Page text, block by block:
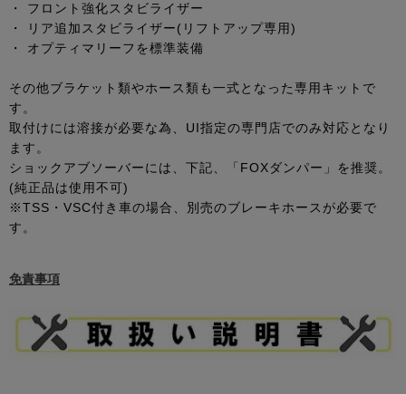
・ フロント強化スタビライザー
・ リア追加スタビライザー(リフトアップ専用)
・ オプティマリーフを標準装備
その他ブラケット類やホース類も一式となった専用キットで
す。
取付けには溶接が必要な為、UI指定の専門店でのみ対応となり
ます。
ショックアブソーバーには、下記、「FOXダンパー」を推奨。
(純正品は使用不可)
※TSS・VSC付き車の場合、別売のブレーキホースが必要で
す。
免責事項